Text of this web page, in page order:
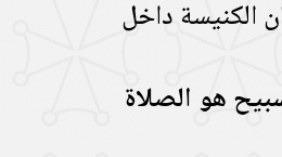
الكنيسة داخل
هو الصلاة